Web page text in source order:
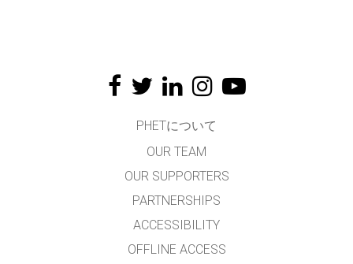
PHETについて
OUR TEAM
OUR SUPPORTERS
PARTNERSHIPS
ACCESSIBILITY
OFFLINE ACCESS